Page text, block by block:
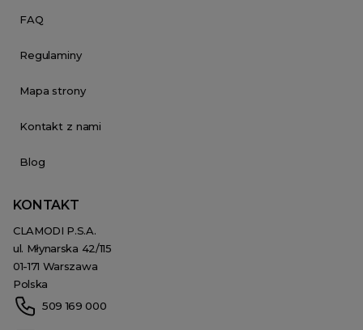
FAQ
Regulaminy
Mapa strony
Kontakt z nami
Blog
KONTAKT
CLAMODI P.S.A.
ul. Młynarska 42/115
01-171 Warszawa
Polska
509 169 000